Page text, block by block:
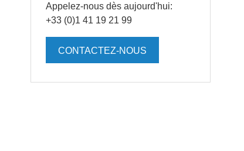
Appelez-nous dès aujourd'hui:
+33 (0)1 41 19 21 99
CONTACTEZ-NOUS